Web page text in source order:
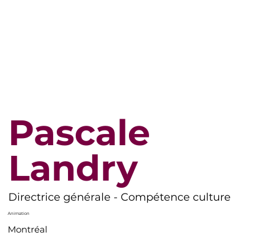
Pascale
Landry
Directrice générale - Compétence culture
Animation
Montréal